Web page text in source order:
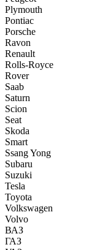
Plymouth
Pontiac
Porsche
Ravon
Renault
Rolls-Royce
Rover
Saab
Saturn
Scion
Seat
Skoda
Smart
Ssang Yong
Subaru
Suzuki
Tesla
Toyota
Volkswagen
Volvo
ВАЗ
ГАЗ